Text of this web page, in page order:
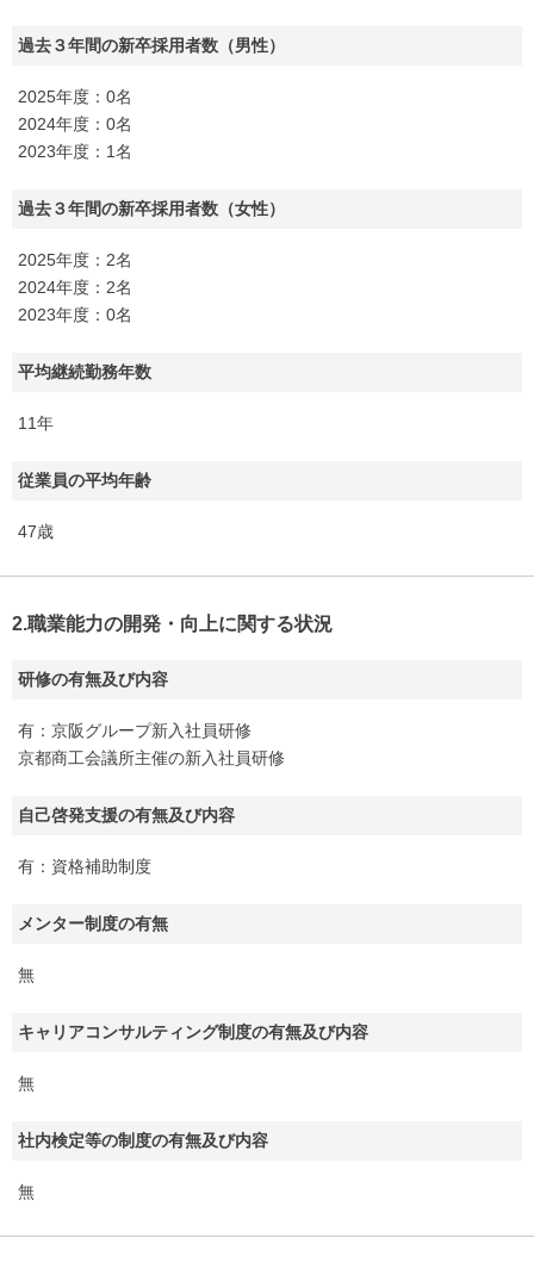
過去３年間の新卒採用者数（男性）
2025年度：0名
2024年度：0名
2023年度：1名
過去３年間の新卒採用者数（女性）
2025年度：2名
2024年度：2名
2023年度：0名
平均継続勤務年数
11年
従業員の平均年齢
47歳
2.職業能力の開発・向上に関する状況
研修の有無及び内容
有：京阪グループ新入社員研修
京都商工会議所主催の新入社員研修
自己啓発支援の有無及び内容
有：資格補助制度
メンター制度の有無
無
キャリアコンサルティング制度の有無及び内容
無
社内検定等の制度の有無及び内容
無